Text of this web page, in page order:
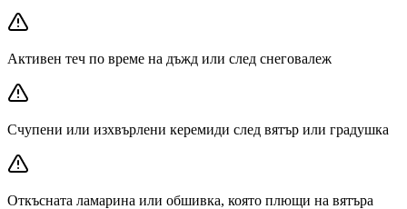
Активен теч по време на дъжд или след снеговалеж
Счупени или изхвърлени керемиди след вятър или градушка
Откъсната ламарина или обшивка, която плющи на вятъра